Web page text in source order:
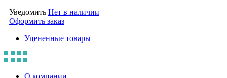
Уведомить Нет в наличии
Оформить заказ
Уцененные товары